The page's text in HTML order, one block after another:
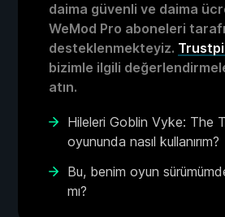
daima güvenli ve daima
WeMod Pro aboneleri
desteklenmekteyiz.
bizimle ilgili
atın.
Hileleri Goblin Vyke: The
oyununda nasıl kullanırım?
Bu, benim oyun
mı?